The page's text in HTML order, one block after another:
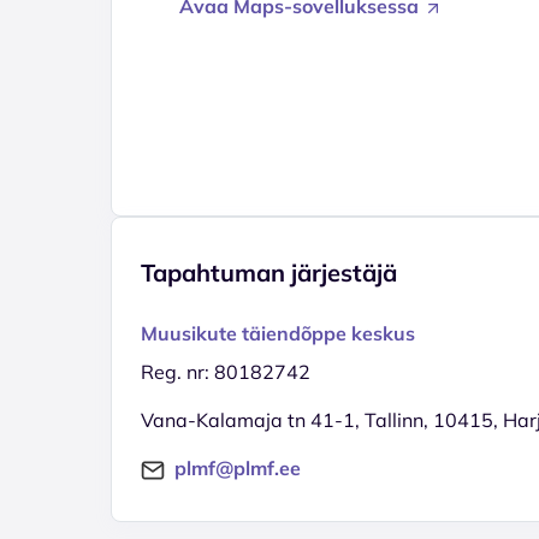
Avaa Maps-sovelluksessa
Tapahtuman järjestäjä
Muusikute täiendõppe keskus
Reg. nr: 80182742
Vana-Kalamaja tn 41-1, Tallinn, 10415,
plmf@plmf.ee